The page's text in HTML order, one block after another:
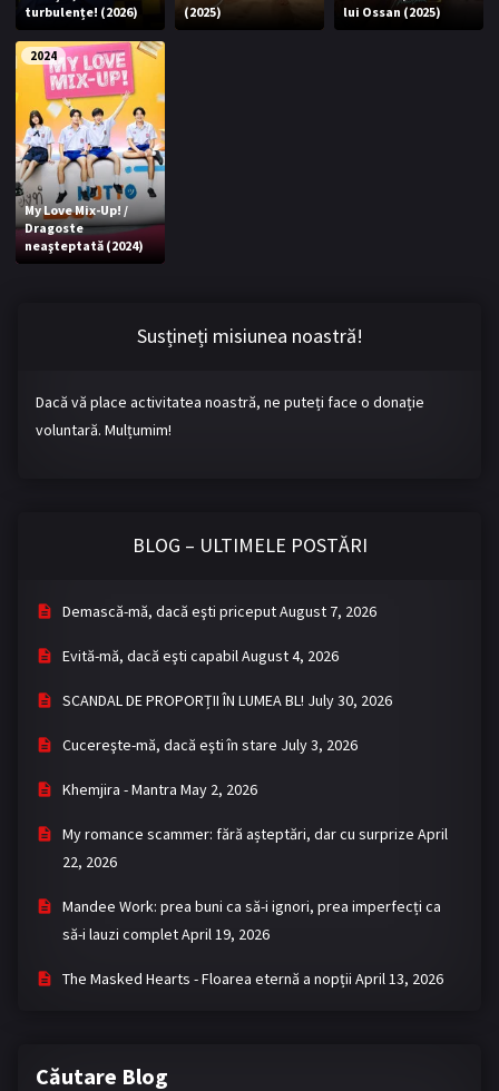
Bromance / BL China BL Vietnam
BL Philipine
LGBTQ+ NON-ASIA
BLOG
Articole
Muzică
RECOMANDĂRI PROIECTE
Înregistrează-te
turbulențe! (2026)
(2025)
lui Ossan (2025)
2024
My Love Mix-Up! /
Dragoste
neaşteptată (2024)
Susțineți misiunea noastră!
Dacă vă place activitatea noastră, ne puteți face o donație
voluntară. Mulțumim!
BLOG – ULTIMELE POSTĂRI
Demască-mă, dacă eşti priceputAugust 7, 2026
Evită-mă, dacă eşti capabilAugust 4, 2026
SCANDAL DE PROPORȚII ÎN LUMEA BL! July 30, 2026
Cucereşte-mă, dacă eşti în stare July 3, 2026
Khemjira - Mantra May 2, 2026
My romance scammer: fără așteptări, dar cu surprize April
22, 2026
Mandee Work: prea buni ca să-i ignori, prea imperfecți ca
să-i lauzi completApril 19, 2026
The Masked Hearts - Floarea eternă a nopții April 13, 2026
Căutare Blog